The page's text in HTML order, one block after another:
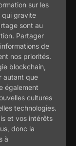
sur les
qui gravite
sont au
Partager
de
nos priorités.
blockchain,
autant que
également
cultures
technologies.
et vos intérêts
donc la
à